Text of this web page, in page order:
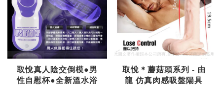
取悅真人陰交倒模●男
性自慰杯●全新溫水浴
取悅＊蘑菇頭系列 - 由
龍 仿真肉感吸盤陽具